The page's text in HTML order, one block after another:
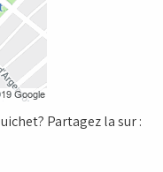
Partagez la sur :